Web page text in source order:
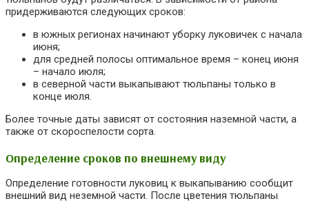
придерживаются следующих сроков:
в южных регионах начинают уборку луковичек с начала
июня;
для средней полосы оптимальное время – конец июня
– начало июля;
в северной части выкапывают тюльпаны только в
конце июля.
Более точные даты зависят от состояния наземной части, а
также от скороспелости сорта.
Определение сроков по внешнему виду
Определение готовности луковиц к выкапыванию сообщит
внешний вид неземной части. После цветения тюльпаны